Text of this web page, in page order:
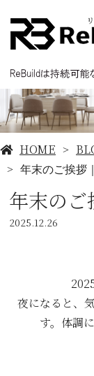
HOME
年末のご挨拶
年末の
2025.12.26
夜になると、
す。体調